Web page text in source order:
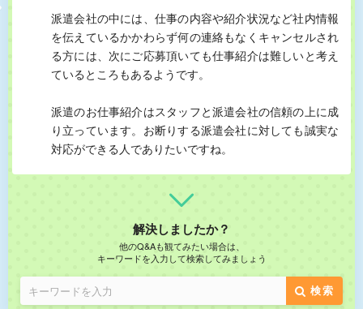
派遣会社の中には、仕事の内容や紹介状況など社内情報
を伝えているかかわらず何の連絡もなくキャンセルされ
る方には、次にご応募頂いても仕事紹介は難しいと考え
ているところもあるようです。
派遣のお仕事紹介はスタッフと派遣会社の信頼の上に成
り立っています。お断りする派遣会社に対しても誠実な
対応ができる人でありたいですね。
解決しましたか？
他のQ&Aも観てみたい場合は、
キーワードを入力して検索してみましょう
検索